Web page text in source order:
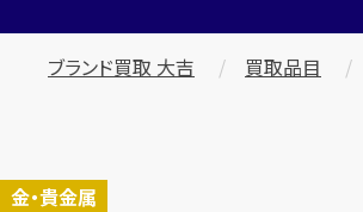
ブランド買取 大吉 買取品目
金・貴金属